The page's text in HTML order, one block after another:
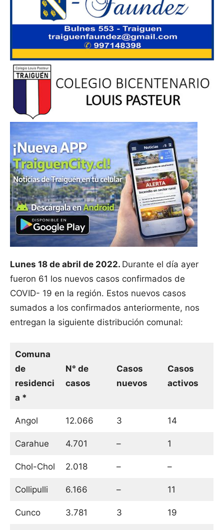
Lunes 18 de abril de 2022. Durante el día ayer
fueron 61 los nuevos casos confirmados de
COVID- 19 en la región. Estos nuevos casos
sumados a los confirmados anteriormente, nos
entregan la siguiente distribución comunal:
Comuna
de
residenci
a *
N° de
casos
Casos
nuevos
Casos
activos
Angol 12.066 3 14
Carahue 4.701 – 1
Chol-Chol 2.018 – –
Collipulli 6.166 – 11
Cunco 3.781 3 19